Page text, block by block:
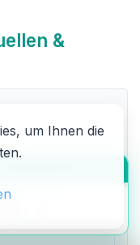
&
der
6C73
(Compulsive
um Ihnen die